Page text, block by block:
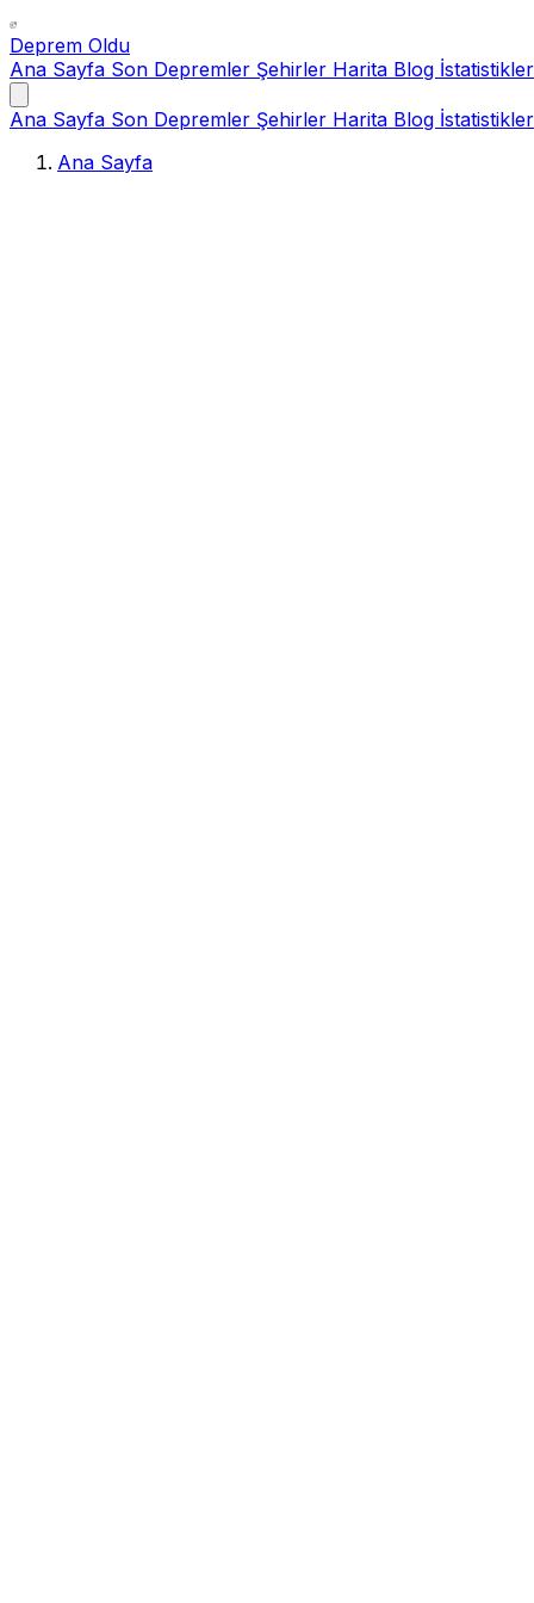
Deprem Oldu
Ana Sayfa Son Depremler Şehirler Harita Blog İstatistikler
Ana Sayfa Son Depremler Şehirler Harita Blog İstatistikler
Ana Sayfa